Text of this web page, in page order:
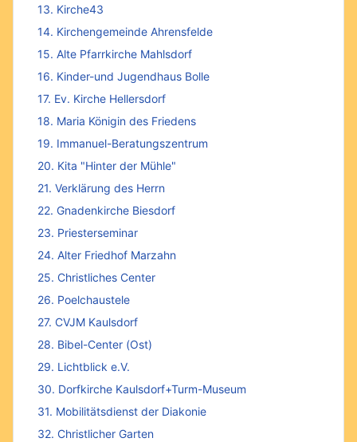
13. Kirche43
14. Kirchengemeinde Ahrensfelde
15. Alte Pfarrkirche Mahlsdorf
16. Kinder-und Jugendhaus Bolle
17. Ev. Kirche Hellersdorf
18. Maria Königin des Friedens
19. Immanuel-Beratungszentrum
20. Kita "Hinter der Mühle"
21. Verklärung des Herrn
22. Gnadenkirche Biesdorf
23. Priesterseminar
24. Alter Friedhof Marzahn
25. Christliches Center
26. Poelchaustele
27. CVJM Kaulsdorf
28. Bibel-Center (Ost)
29. Lichtblick e.V.
30. Dorfkirche Kaulsdorf+Turm-Museum
31. Mobilitätsdienst der Diakonie
32. Christlicher Garten